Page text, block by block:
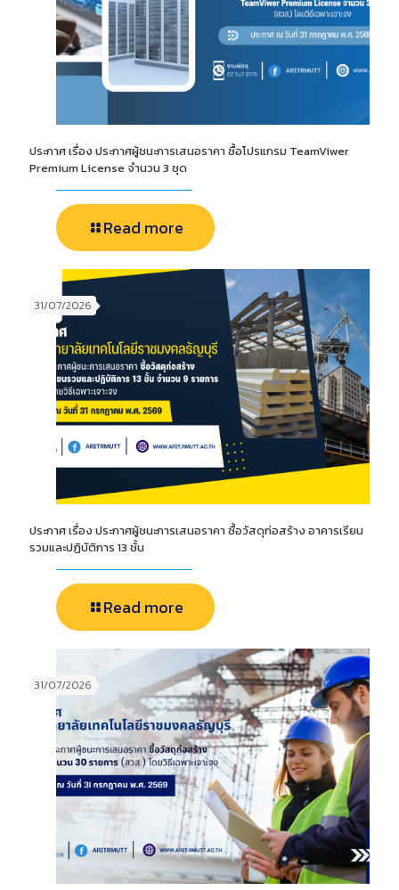
ประกาศ เรื่อง ประกาศผู้ชนะการเสนอราคา ซื้อโปรแกรม TeamViwer
Premium License จำนวน 3 ชุด
Read more
31/07/2026
ประกาศ เรื่อง ประกาศผู้ชนะการเสนอราคา ซื้อวัสดุก่อสร้าง อาคารเรียน
รวมและปฏิบัติการ 13 ชั้น
Read more
31/07/2026